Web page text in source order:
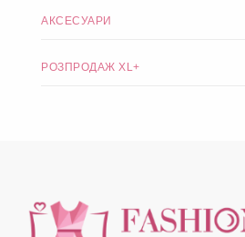
АКСЕСУАРИ
РОЗПРОДАЖ XL+